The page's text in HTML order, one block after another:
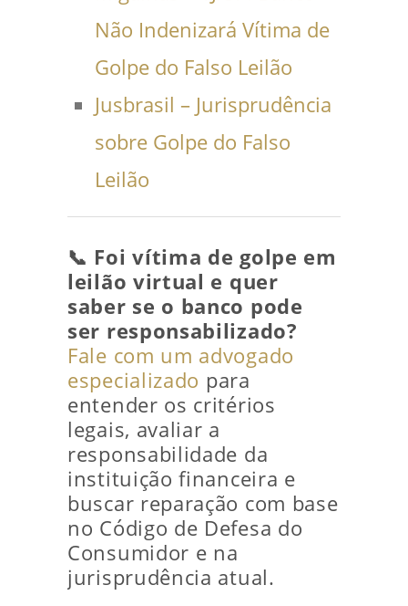
Não Indenizará Vítima de
Golpe do Falso Leilão
Jusbrasil – Jurisprudência
sobre Golpe do Falso
Leilão
📞 Foi vítima de golpe em
leilão virtual e quer
saber se o banco pode
ser responsabilizado?
Fale com um advogado
especializado para
entender os critérios
legais, avaliar a
responsabilidade da
instituição financeira e
buscar reparação com base
no Código de Defesa do
Consumidor e na
jurisprudência atual.